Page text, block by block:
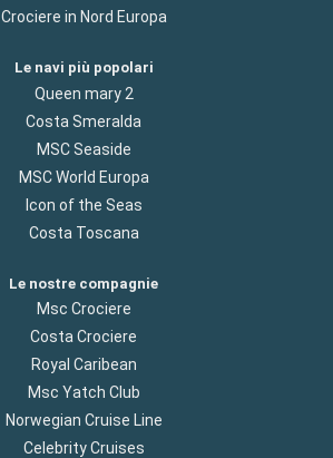
Crociere in Nord Europa
Le navi più popolari
Queen mary 2
Costa Smeralda
MSC Seaside
MSC World Europa
Icon of the Seas
Costa Toscana
Le nostre compagnie
Msc Crociere
Costa Crociere
Royal Caribean
Msc Yatch Club
Norwegian Cruise Line
Celebrity Cruises